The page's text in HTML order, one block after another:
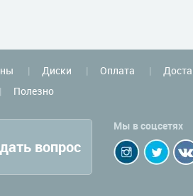
Диски Оплата
Полезно
вопрос
Мы в соцсетях